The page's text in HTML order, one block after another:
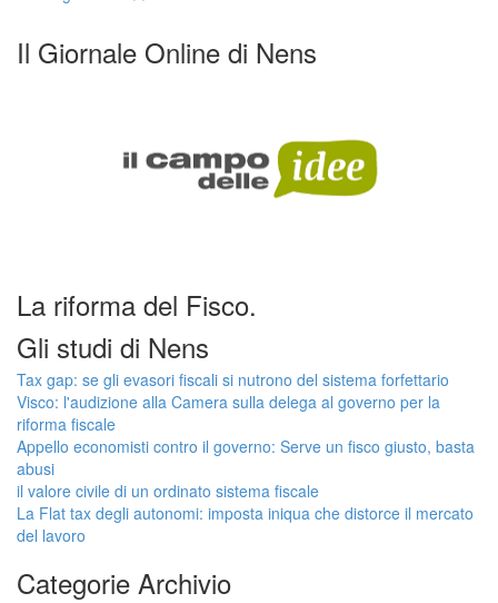
Il Giornale Online di Nens
La riforma del Fisco.
Gli studi di Nens
Tax gap: se gli evasori fiscali si nutrono del sistema forfettario
Visco: l'audizione alla Camera sulla delega al governo per la
riforma fiscale
Appello economisti contro il governo: Serve un fisco giusto, basta
abusi
il valore civile di un ordinato sistema fiscale
La Flat tax degli autonomi: imposta iniqua che distorce il mercato
del lavoro
Categorie Archivio